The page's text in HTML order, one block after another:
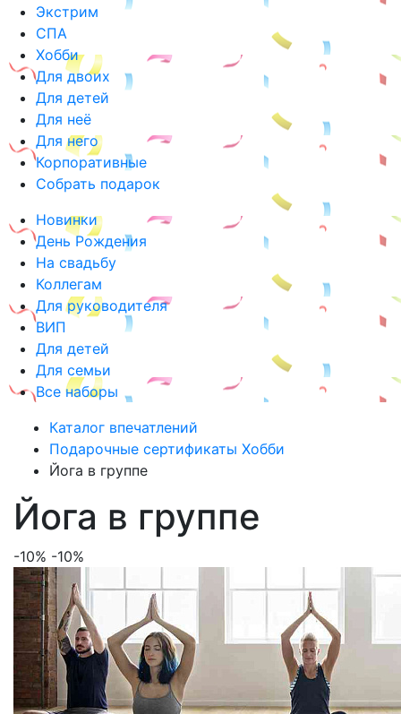
Экстрим
СПА
Хобби
Для двоих
Для детей
Для неё
Для него
Корпоративные
Собрать подарок
Новинки
День Рождения
На свадьбу
Коллегам
Для руководителя
ВИП
Для детей
Для семьи
Все наборы
Каталог впечатлений
Подарочные сертификаты Хобби
Йога в группе
Йога в группе
-10% -10%